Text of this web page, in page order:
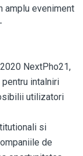
amplu eveniment
NextPho21,
intalniri
utilizatori
si
de